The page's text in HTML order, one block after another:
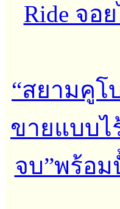
Ride จอ
“สยามคูโ
ขายแบบไ
จบ”พร้อ